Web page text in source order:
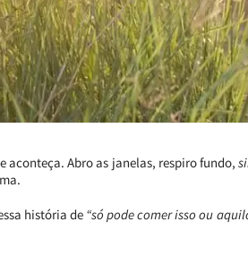
aconteça. Abro as janelas, respiro fundo,
história de “só pode comer isso ou